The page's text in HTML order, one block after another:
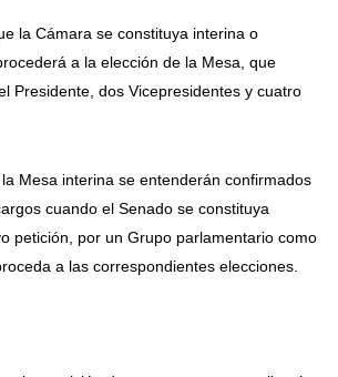
la Cámara se constituya interina o
a la elección de la Mesa, que
Presidente, dos Vicepresidentes y cuatro
Mesa interina se entenderán confirmados
cuando el Senado se constituya
petición, por un Grupo parlamentario como
a las correspondientes elecciones.